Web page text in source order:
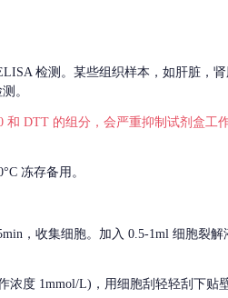
检测。某些组织样本，如肝脏，
。
和 DTT 的组分，会严重抑制试剂盒工
冻存备用。
，收集细胞。加入 0.5-1ml 细胞裂解
浓度 1mmol/L)，用细胞刮轻轻刮下贴